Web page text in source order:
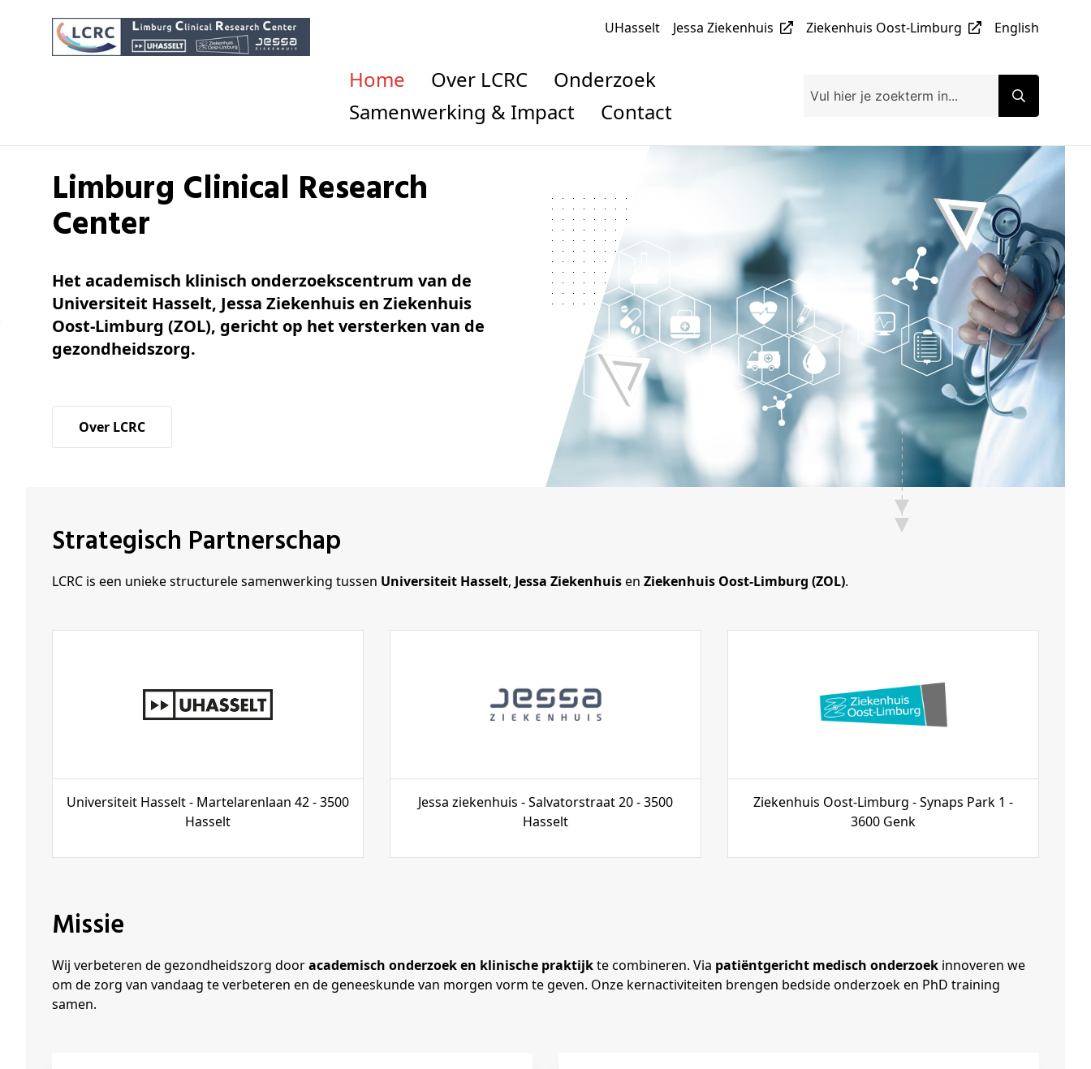
UHasselt Jessa Ziekenhuis Ziekenhuis Oost-Limburg English
Home Over LCRC
Onderzoek
Samenwerking & Impact
Contact
Limburg Clinical Research
Center
Het academisch klinisch onderzoekscentrum van de
Universiteit Hasselt, Jessa Ziekenhuis en Ziekenhuis
Oost-Limburg (ZOL), gericht op het versterken van de
gezondheidszorg.
Over LCRC
Strategisch Partnerschap
LCRC is een unieke structurele samenwerking tussen Universiteit Hasselt, Jessa Ziekenhuisen Ziekenhuis Oost-Limburg (ZOL).
Universiteit Hasselt - Martelarenlaan 42 - 3500
Hasselt
Jessa ziekenhuis - Salvatorstraat 20 - 3500
Hasselt
Ziekenhuis Oost-Limburg -​ Synaps Park 1 -
3600 Genk
Missie
Wij verbeteren de gezondheidszorg dooracademisch onderzoek en klinische praktijkte combineren. Via patiëntgericht medisch onderzoek innoveren we
om de zorg van vandaag te verbeteren en de geneeskunde van morgen vorm te geven. Onze kernactiviteiten brengen bedside onderzoek en PhD training
samen.